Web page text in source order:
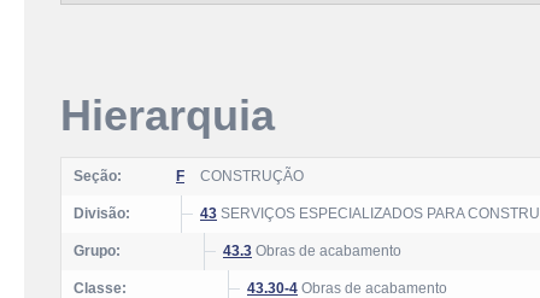
Hierarquia
Seção: F CONSTRUÇÃO
Divisão: 43 SERVIÇOS ESPECIALIZADOS PARA
Grupo: 43.3 Obras de acabamento
Classe: 43.30-4 Obras de acabamento